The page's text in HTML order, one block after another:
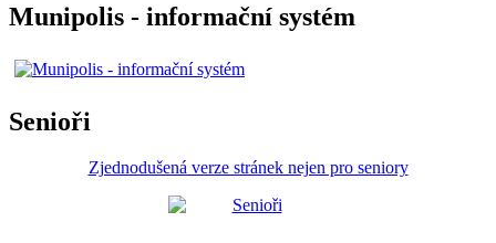
Munipolis - informační systém
Senioři
Zjednodušená verze stránek nejen pro seniory